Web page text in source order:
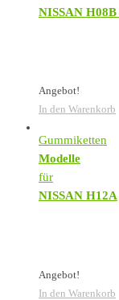
NISSAN H08B
Angebot!
In den Warenkorb
Gummiketten
Modelle
für
NISSAN H12A
Angebot!
In den Warenkorb